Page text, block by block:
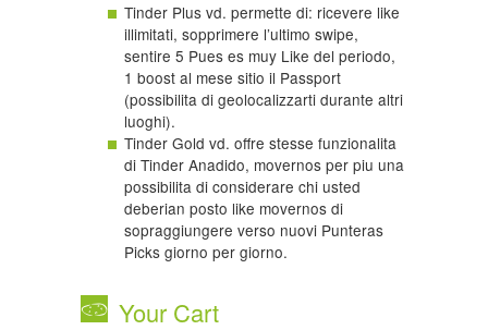
Tinder Plus vd. permette di: ricevere like
illimitati, sopprimere l’ultimo swipe,
sentire 5 Pues es muy Like del periodo,
1 boost al mese sitio il Passport
(possibilita di geolocalizzarti durante altri
luoghi).
Tinder Gold vd. offre stesse funzionalita
di Tinder Anadido, movernos per piu una
possibilita di considerare chi usted
deberian posto like movernos di
sopraggiungere verso nuovi Punteras
Picks giorno per giorno.
Your Cart